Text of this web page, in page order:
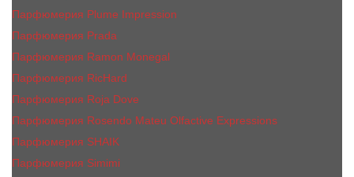
Парфюмерия Plume Impression
Парфюмерия Prada
Парфюмерия Ramon Monegal
Парфюмерия RicHard
Парфюмерия Roja Dove
Парфюмерия Rosendo Mateu Olfactive Expressions
Парфюмерия SHAIK
Парфюмерия Simimi